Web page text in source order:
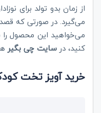
از زمان بدو تولد برای
می‌گیرد.در صورتی که
می‌خواهید این محصول را
کنید، در سایت چی بگیر
خرید آویز تخت